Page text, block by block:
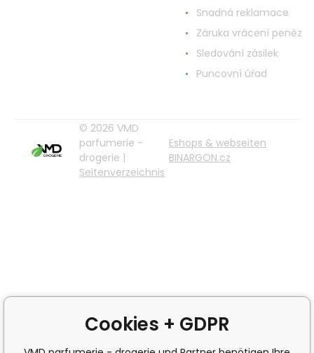
Snadná reklamace
Záruka vrácení peněz
Sledování zásilek
Puncovní úřad
© 2026 VMD
parfumerie -
drogerie |
Seitenverzeichnis
Eshops & webseiten
BINARGON.cz
Cookies + GDPR